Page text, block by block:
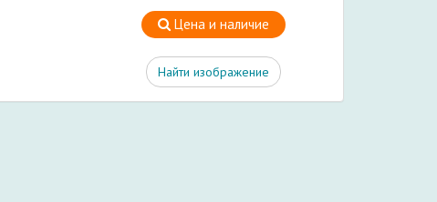
Цена и наличие
Найти изображение